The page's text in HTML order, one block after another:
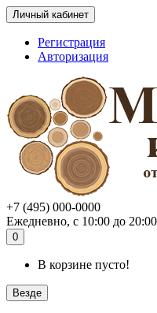
Личный кабинет
Регистрация
Авторизация
+7 (495) 000-0000
Ежедневно, с 10:00 до 20:00
0
В корзине пусто!
Везде